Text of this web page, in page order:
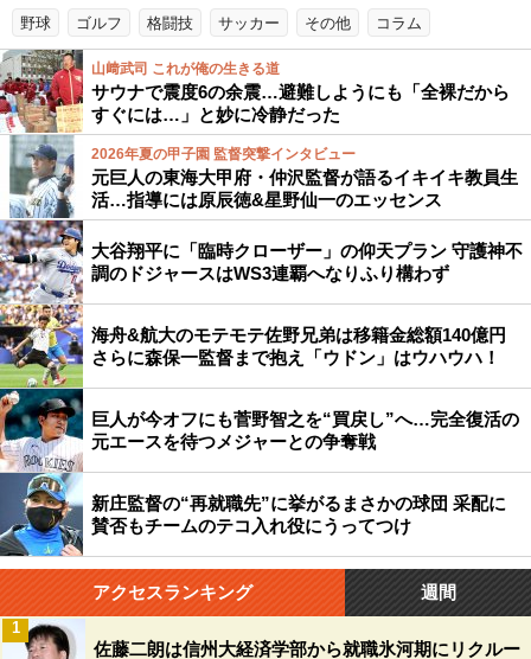
野球 ゴルフ 格闘技 サッカー その他 コラム
山﨑武司 これが俺の生きる道
サウナで震度6の余震…避難しようにも「全裸だから
すぐには…」と妙に冷静だった
2026年夏の甲子園 監督突撃インタビュー
元巨人の東海大甲府・仲沢監督が語るイキイキ教員生
活…指導には原辰徳&星野仙一のエッセンス
大谷翔平に「臨時クローザー」の仰天プラン 守護神不
調のドジャースはWS3連覇へなりふり構わず
海舟&航大のモテモテ佐野兄弟は移籍金総額140億円
さらに森保一監督まで抱え「ウドン」はウハウハ！
巨人が今オフにも菅野智之を“買戻し”へ…完全復活の
元エースを待つメジャーとの争奪戦
新庄監督の“再就職先”に挙がるまさかの球団 采配に
賛否もチームのテコ入れ役にうってつけ
アクセスランキング 週間
佐藤二朗は信州大経済学部から就職氷河期にリクルー
1